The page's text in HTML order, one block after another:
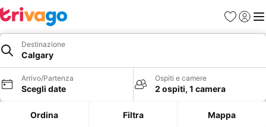
PreferitiAccedi
Destinazione
Calgary
Arrivo/Partenza
Scegli date
Ospiti e camere
2 ospiti, 1 camera
Ordina Filtra Mappa